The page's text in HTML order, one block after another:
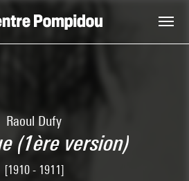
Raoul Dufy
(1ère version)
[1910 - 1911]